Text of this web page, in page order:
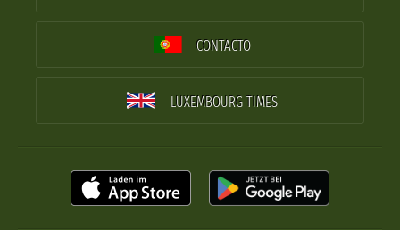
CONTACTO
LUXEMBOURG TIMES